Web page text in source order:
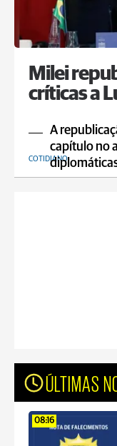
Milei
críticas a
A
capítulo no
COTIDIANO
ÚLTIMAS
08:16